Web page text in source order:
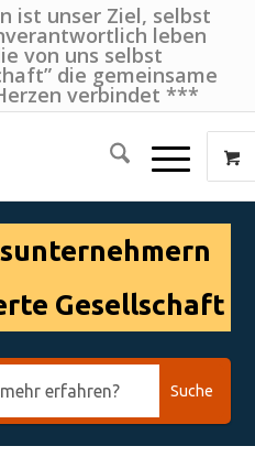
ist unser Ziel, selbst
leben
von uns selbst
die gemeinsame
verbindet ***
Gesellschaft
Suche